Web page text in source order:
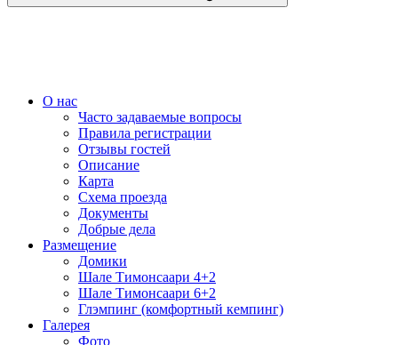
О нас
Часто задаваемые вопросы
Правила регистрации
Отзывы гостей
Описание
Карта
Схема проезда
Документы
Добрые дела
Размещение
Домики
Шале Тимонсаари 4+2
Шале Тимонсаари 6+2
Глэмпинг (комфортный кемпинг)
Галерея
Фото